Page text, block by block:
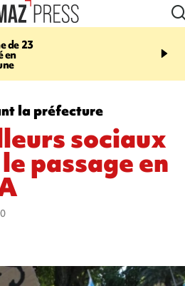
de 23
en
21:08
et Turquie scellent un
la préfecture
sociaux
passage en